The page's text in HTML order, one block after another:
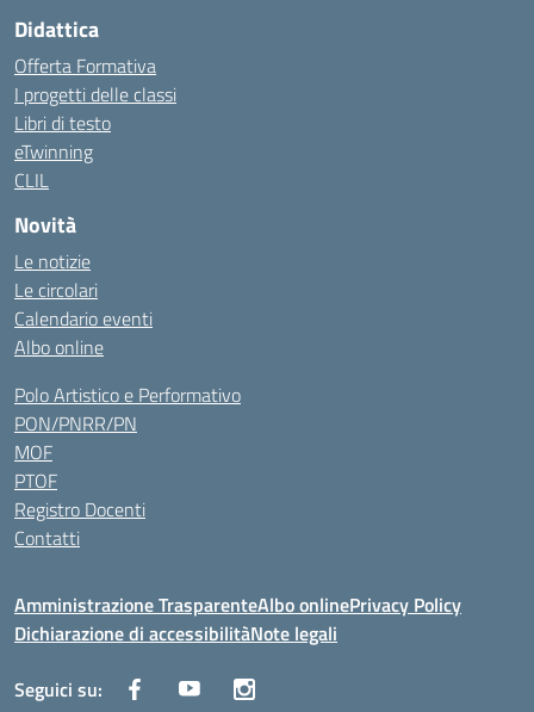
Didattica
Offerta Formativa
I progetti delle classi
Libri di testo
eTwinning
CLIL
Novità
Le notizie
Le circolari
Calendario eventi
Albo online
Polo Artistico e Performativo
PON/PNRR/PN
MOF
PTOF
Registro Docenti
Contatti
Amministrazione TrasparenteAlbo onlinePrivacy Policy
Dichiarazione di accessibilitàNote legali
Seguici su: